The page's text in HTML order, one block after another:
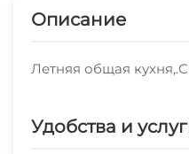
Описание
Летняя общая
Удобства и